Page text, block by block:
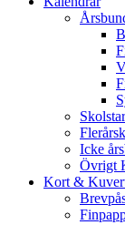
Icke
Övrigt
Kort &